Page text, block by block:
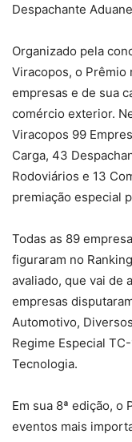
Despachante
Organizado pela
Viracopos, o Prêmio
empresas e de sua
comércio exterior.
Viracopos 99
Carga, 43
Rodoviários e 13
premiação especial
Todas as 89
figuraram no
avaliado, que vai de
empresas
Automotivo,
Regime Especial
Tecnologia.
Em sua 8ª edição, o
eventos mais